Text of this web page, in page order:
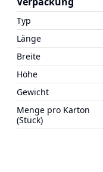
Typ
Länge
Breite
Höhe
Gewicht
Menge pro Karton
(Stück)